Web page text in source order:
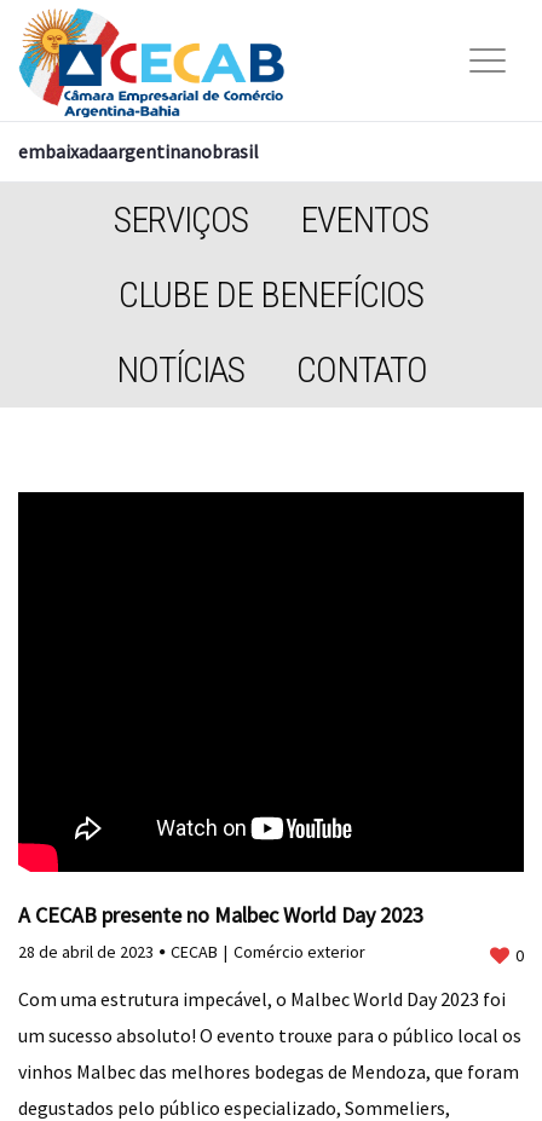
embaixadaargentinanobrasil
SERVIÇOS
EVENTOS
CLUBE DE BENEFÍCIOS
NOTÍCIAS
CONTATO
A CECAB presente no Malbec World Day 2023
28 de abril de 2023 CECAB Comércio exterior 0
Com uma estrutura impecável, o Malbec World Day 2023 foi
um sucesso absoluto! O evento trouxe para o público local os
vinhos Malbec das melhores bodegas de Mendoza, que foram
degustados pelo público especializado, Sommeliers,